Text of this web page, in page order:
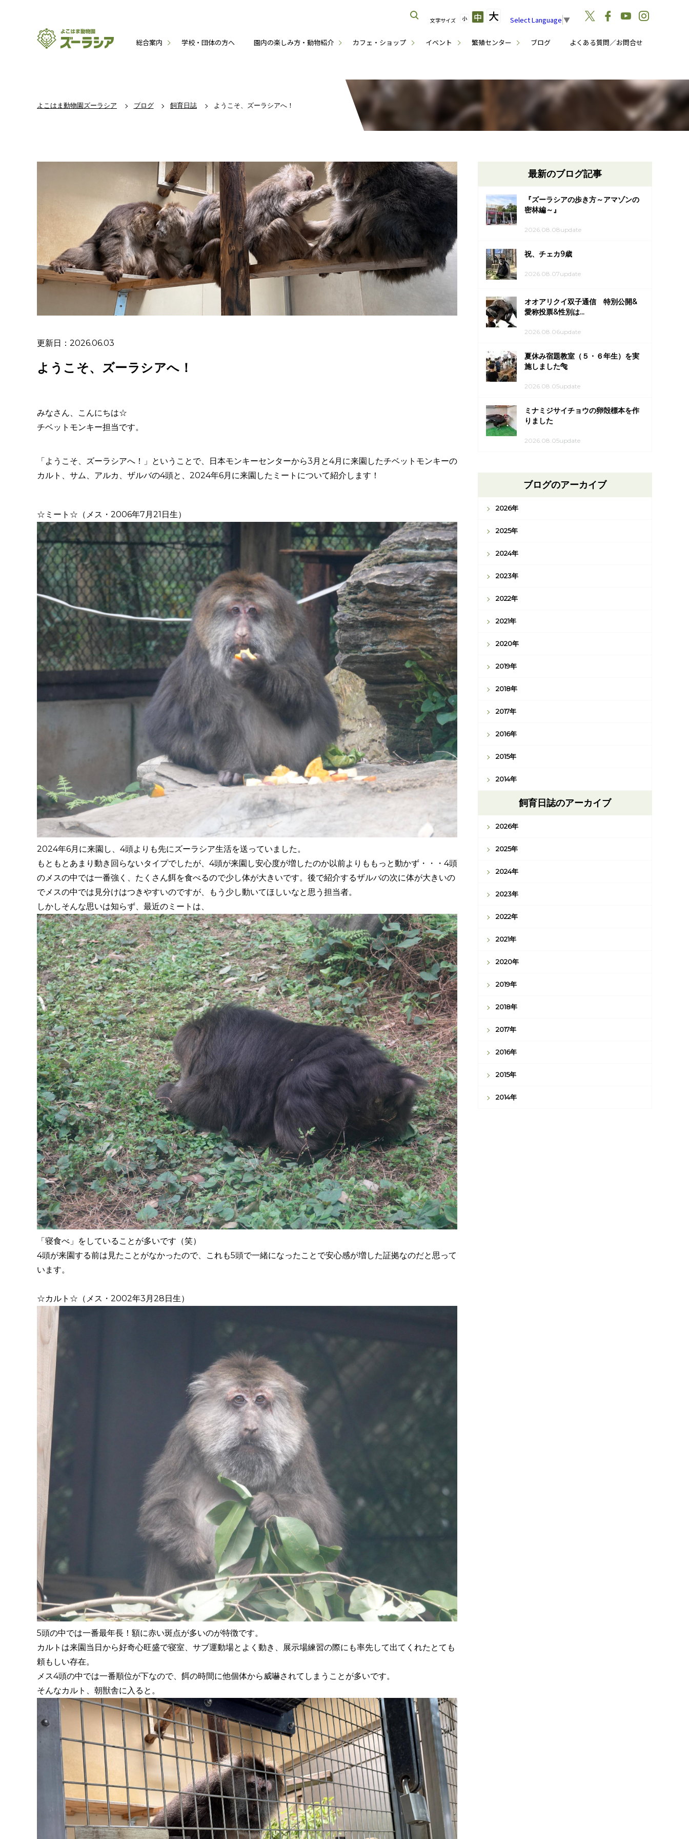
総合案内 学校・団体の方へ 園内の楽しみ方・動物紹介 カフェ・ショップ イベント 繁殖センター ブログ よくある質問／お問合せ
文字サイズ 小 中 大 Select Language ▼
よこはま動物園ズーラシア ブログ 飼育日誌 ようこそ、ズーラシアへ！
更新日：2026.06.03
ようこそ、ズーラシアへ！
みなさん、こんにちは☆
チベットモンキー担当です。
「ようこそ、ズーラシアへ！」ということで、日本モンキーセンターから3月と4月に来園したチベットモンキーの
カルト、サム、アルカ、ザルバの4頭と、2024年6月に来園したミートについて紹介します！
☆ミート☆（メス・2006年7月21日生）
2024年6月に来園し、4頭よりも先にズーラシア生活を送っていました。
もともとあまり動き回らないタイプでしたが、4頭が来園し安心度が増したのか以前よりももっと動かず・・・4頭
のメスの中では一番強く、たくさん餌を食べるので少し体が大きいです。後で紹介するザルバの次に体が大きいの
でメスの中では見分けはつきやすいのですが、もう少し動いてほしいなと思う担当者。
しかしそんな思いは知らず、最近のミートは、
「寝食べ」をしていることが多いです（笑）
4頭が来園する前は見たことがなかったので、これも5頭で一緒になったことで安心感が増した証拠なのだと思って
います。
☆カルト☆（メス・2002年3月28日生）
5頭の中では一番最年長！額に赤い斑点が多いのが特徴です。
カルトは来園当日から好奇心旺盛で寝室、サブ運動場とよく動き、展示場練習の際にも率先して出てくれたとても
頼もしい存在。
メス4頭の中では一番順位が下なので、餌の時間に他個体から威嚇されてしまうことが多いです。
そんなカルト、朝獣舎に入ると。
最新のブログ記事
『ズーラシアの歩き方～アマゾンの
密林編～』
2026.08.08update
祝、チェカ9歳
2026.08.07update
オオアリクイ双子通信 特別公開&
愛称投票&性別は...
2026.08.06update
夏休み宿題教室（５・６年生）を実
施しました🐅
2026.08.05update
ミナミジサイチョウの卵殻標本を作
りました
2026.08.05update
ブログのアーカイブ
2026年
2025年
2024年
2023年
2022年
2021年
2020年
2019年
2018年
2017年
2016年
2015年
2014年
飼育日誌のアーカイブ
2026年
2025年
2024年
2023年
2022年
2021年
2020年
2019年
2018年
2017年
2016年
2015年
2014年